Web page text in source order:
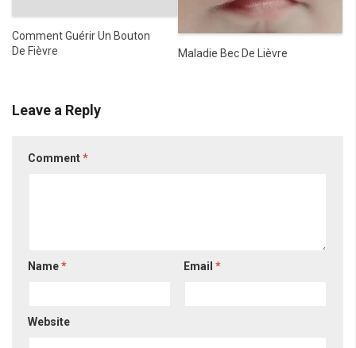
Comment Guérir Un Bouton
De Fièvre
Maladie Bec De Lièvre
Leave a Reply
Comment*
Name* Email*
Website